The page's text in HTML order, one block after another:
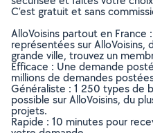
C’est gratuit et sans
AlloVoisins partout en
représentées sur AlloVoisins,
grande ville, trouvez un
Efficace : Une demande
millions de demandes
Généraliste : 1 250 types de
possible sur AlloVoisins, du
projets.
Rapide : 10 minutes pour